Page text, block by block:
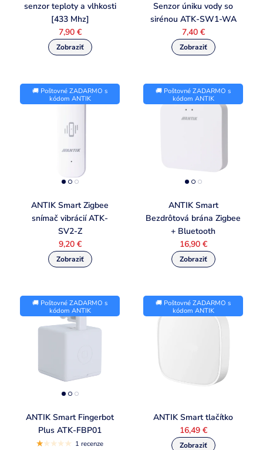
senzor teploty a vlhkosti
[433 Mhz]
7,90 €
Senzor úniku vody so
sirénou ATK-SW1-WA
7,40 €
🚚 Poštovné ZADARMO s
kódom ANTIK
ANTIK Smart Zigbee
snímač vibrácií ATK-
SV2-Z
9,20 €
🚚 Poštovné ZADARMO s
kódom ANTIK
ANTIK Smart
Bezdrôtová brána Zigbee
+ Bluetooth
16,90 €
🚚 Poštovné ZADARMO s
kódom ANTIK
ANTIK Smart Fingerbot
Plus ATK-FBP01
1 recenze
🚚 Poštovné ZADARMO s
kódom ANTIK
ANTIK Smart tlačítko
16,49 €